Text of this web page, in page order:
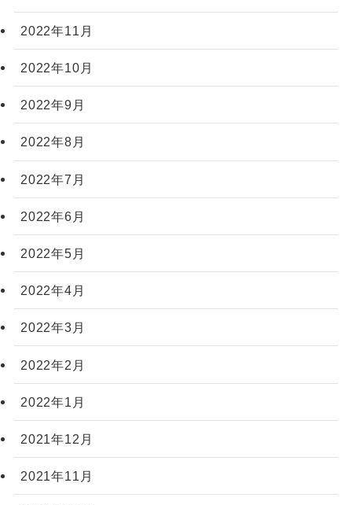
2022年11月
2022年10月
2022年9月
2022年8月
2022年7月
2022年6月
2022年5月
2022年4月
2022年3月
2022年2月
2022年1月
2021年12月
2021年11月